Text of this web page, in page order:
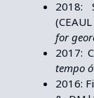
2018:
for
2017:
tempo
2016: